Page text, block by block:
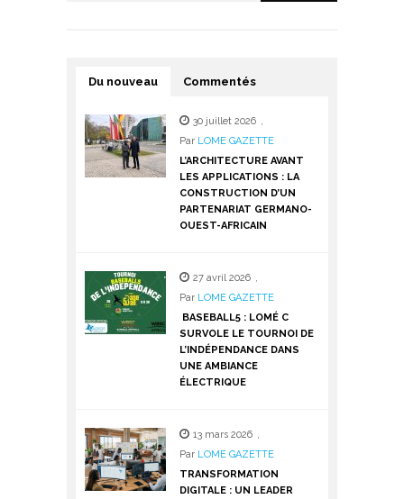
Du nouveau Commentés
30 juillet 2026 ,
Par LOME GAZETTE
L’ARCHITECTURE AVANT
LES APPLICATIONS : LA
CONSTRUCTION D’UN
PARTENARIAT GERMANO-
OUEST-AFRICAIN
27 avril 2026 ,
Par LOME GAZETTE
BASEBALL5 : LOMÉ C
SURVOLE LE TOURNOI DE
L’INDÉPENDANCE DANS
UNE AMBIANCE
ÉLECTRIQUE
13 mars 2026 ,
Par LOME GAZETTE
TRANSFORMATION
DIGITALE : UN LEADER